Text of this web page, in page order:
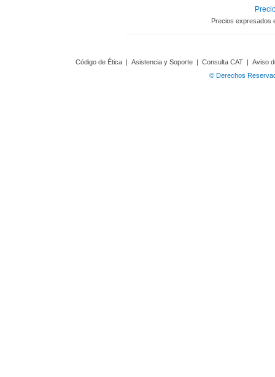
Precios expresados
Código de Ética | Asistencia y Soporte | Consulta CAT | Aviso
© Derechos